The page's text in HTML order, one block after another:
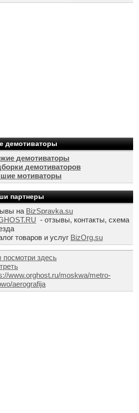
демотиваторы
демотиваторы
демотиваторов
мотиваторы
партнеры
на BizSpravka.su
- отзывы, контакты, схема
товаров и услуг BizOrg.su
посмотри здесь
www.orghost.ru/moskwa/metro-
aerografija